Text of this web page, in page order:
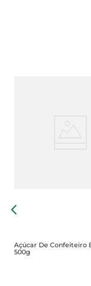
Açúcar De Confeiteiro
500g